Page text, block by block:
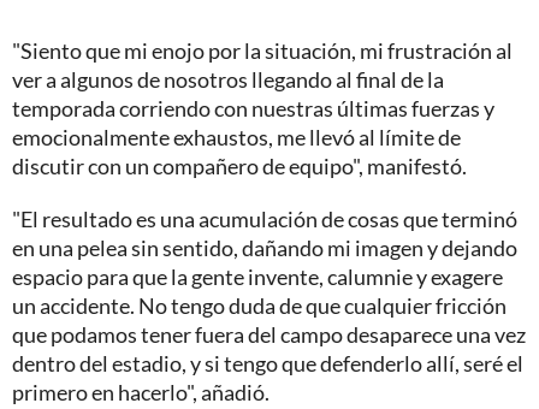
"Siento que mi enojo por la situación, mi frustración al
ver a algunos de nosotros llegando al final de la
temporada corriendo con nuestras últimas fuerzas y
emocionalmente exhaustos, me llevó al límite de
discutir con un compañero de equipo", manifestó.
"El resultado es una acumulación de cosas que terminó
en una pelea sin sentido, dañando mi imagen y dejando
espacio para que la gente invente, calumnie y exagere
un accidente. No tengo duda de que cualquier fricción
que podamos tener fuera del campo desaparece una vez
dentro del estadio, y si tengo que defenderlo allí, seré el
primero en hacerlo", añadió.